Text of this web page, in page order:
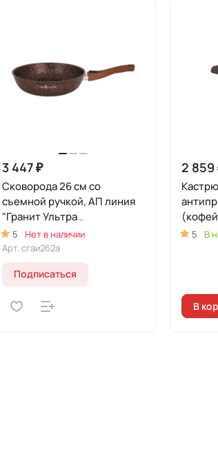
3 447 ₽
Сковорода 26 см со
съемной ручкой, АП линия
"Гранит Ультра
Индукционная" (Красный)
5
Нет в наличии
Арт. сгаи262а
Подписаться
2 859
5 В
В